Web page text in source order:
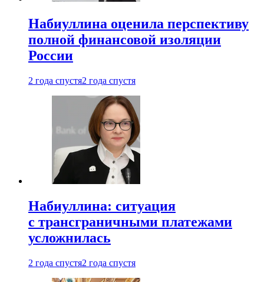
Набиуллина оценила перспективу
полной финансовой изоляции
России
2 года спустя2 года спустя
Набиуллина: ситуация
с трансграничными платежами
усложнилась
2 года спустя2 года спустя